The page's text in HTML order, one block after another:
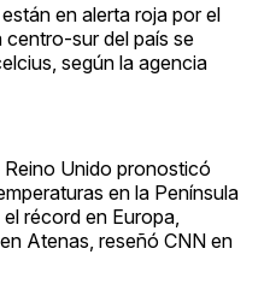
en alerta roja por el
centro-sur del país se
según la agencia
Unido pronosticó
en la Península
récord en Europa,
Atenas, reseñó CNN en